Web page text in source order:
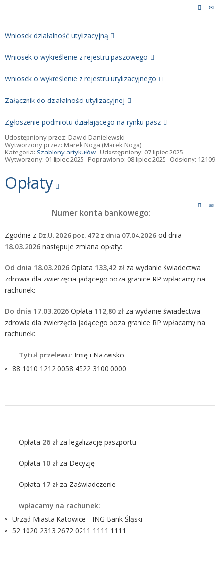
Wniosek działalność utylizacyjną
Wniosek o wykreślenie z rejestru paszowego
Wniosek o wykreślenie z rejestru utylizacyjnego
Załącznik do działalności utylizacyjnej
Zgłoszenie podmiotu działającego na rynku pasz
Udostępniony przez: Dawid Danielewski
Wytworzony przez: Marek Noga (Marek Noga)
Kategoria: Szablony artykułów Udostępniony: 07 lipiec 2025
Wytworzony: 01 lipiec 2025 Poprawiono: 08 lipiec 2025 Odsłony: 12109
Opłaty
Numer konta bankowego:
Zgodnie z Dz.U. 2026 poz. 472 z dnia 07.04.2026 od dnia
18.03.2026 następuje zmiana opłaty:
Od dnia 18.03.2026 Opłata 133,42 zł za wydanie świadectwa
zdrowia dla zwierzęcia jadącego poza granice RP wpłacamy na
rachunek:
Do dnia 17.03.2026 Opłata 112,80 zł za wydanie świadectwa
zdrowia dla zwierzęcia jadącego poza granice RP wpłacamy na
rachunek:
Tytuł przelewu: Imię i Nazwisko
88 1010 1212 0058 4522 3100 0000
Opłata 26 zł za legalizację paszportu
Opłata 10 zł za Decyzję
Opłata 17 zł za Zaświadczenie
wpłacamy na rachunek:
Urząd Miasta Katowice - ING Bank Śląski
52 1020 2313 2672 0211 1111 1111